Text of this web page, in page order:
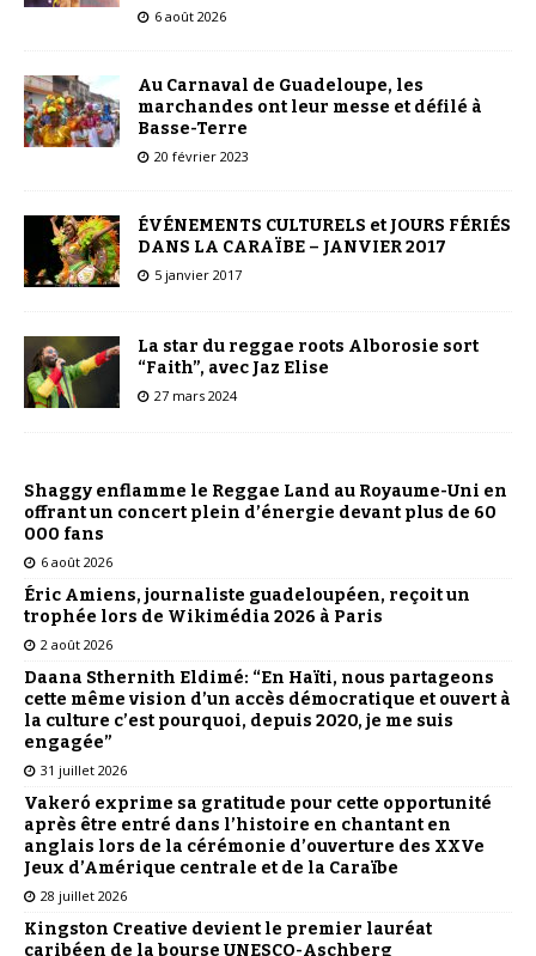
6 août 2026
Au Carnaval de Guadeloupe, les
marchandes ont leur messe et défilé à
Basse-Terre
20 février 2023
ÉVÉNEMENTS CULTURELS et JOURS FÉRIÉS
DANS LA CARAÏBE – JANVIER 2017
5 janvier 2017
La star du reggae roots Alborosie sort
“Faith”, avec Jaz Elise
27 mars 2024
Shaggy enflamme le Reggae Land au Royaume-Uni en
offrant un concert plein d’énergie devant plus de 60
000 fans
6 août 2026
Éric Amiens, journaliste guadeloupéen, reçoit un
trophée lors de Wikimédia 2026 à Paris
2 août 2026
Daana Sthernith Eldimé: “En Haïti, nous partageons
cette même vision d’un accès démocratique et ouvert à
la culture c’est pourquoi, depuis 2020, je me suis
engagée”
31 juillet 2026
Vakeró exprime sa gratitude pour cette opportunité
après être entré dans l’histoire en chantant en
anglais lors de la cérémonie d’ouverture des XXVe
Jeux d’Amérique centrale et de la Caraïbe
28 juillet 2026
Kingston Creative devient le premier lauréat
caribéen de la bourse UNESCO-Aschberg